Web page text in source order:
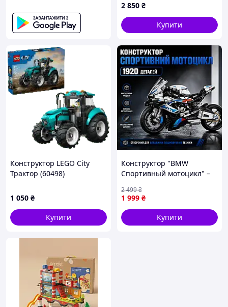
Doloni 04660/10 Сірий
2 850 ₴
Купити
Конструктор LEGO City
Трактор (60498)
1 050 ₴
Купити
Конструктор "BMW
Спортивный мотоцикл" –
Реалистичная сборная
модель в стиле лего
JGGW_1999
1 999 ₴
2 499₴
Купити